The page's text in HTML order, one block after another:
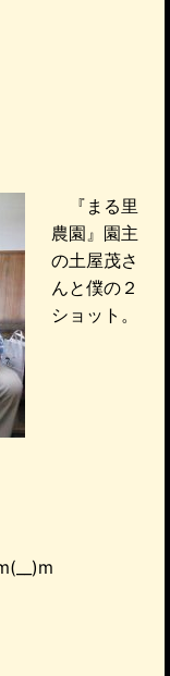
『まる里
農園』園主
の土屋茂さ
んと僕の２
ショット。